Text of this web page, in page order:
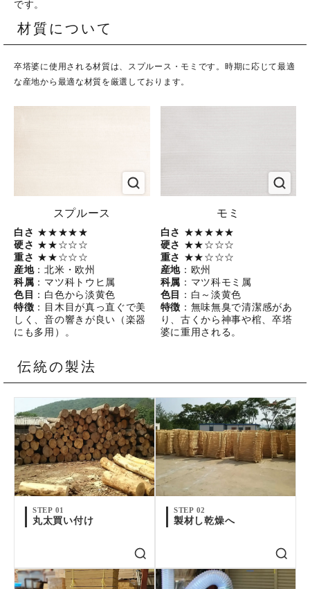
です。
材質について
卒塔婆に使用される材質は、スプルース・モミです。時期に応じて最適
な産地から最適な材質を厳選しております。
スプルース
白さ ★★★★★
硬さ ★★☆☆☆
重さ ★★☆☆☆
産地：北米・欧州
科属 ：マツ科トウヒ属
色目 ：白色から淡黄色
特徴 ：目木目が真っ直ぐで美
しく、音の響きが良い（楽器
にも多用）。
モミ
白さ ★★★★★
硬さ ★★☆☆☆
重さ ★★☆☆☆
産地：欧州
科属 ：マツ科モミ属
色目
：白～淡黄色
特徴 ：無味無臭で清潔感があ
り、古くから神事や棺、卒塔
婆に重用される。
伝統の製法
STEP 01
丸太買い付け
STEP 02
製材し乾燥へ